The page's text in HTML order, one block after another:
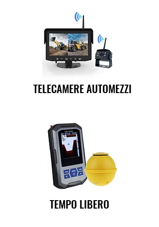
TELECAMERE AUTOMEZZI
TEMPO LIBERO